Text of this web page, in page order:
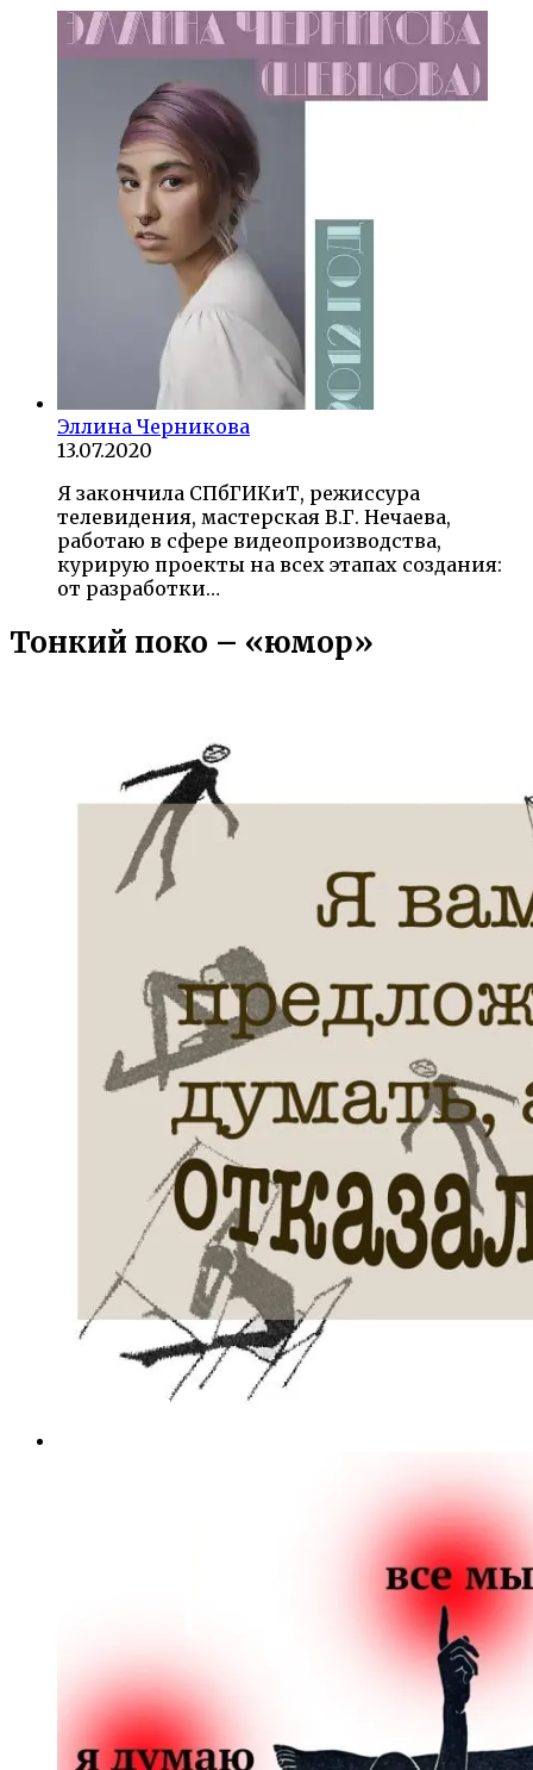
Эллина Черникова
13.07.2020
Я закончила СПбГИКиТ, режиссура
телевидения, мастерская В.Г. Нечаева,
работаю в сфере видеопроизводства,
курирую проекты на всех этапах создания:
от разработки…
Тонкий поко – «юмор»